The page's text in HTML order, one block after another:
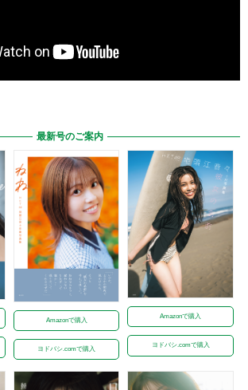
最新号のご案内
Amazonで購入
ヨドバシ.comで購入
Amazonで購入
ヨドバシ.comで購入